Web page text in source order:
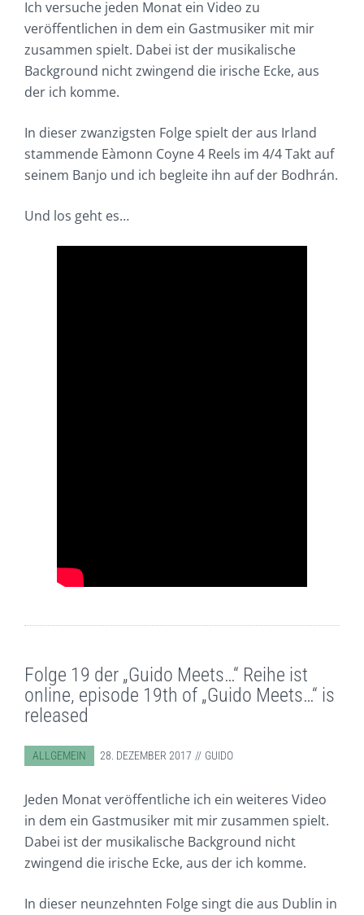
Ich versuche jeden Monat ein Video zu
veröffentlichen in dem ein Gastmusiker mit mir
zusammen spielt. Dabei ist der musikalische
Background nicht zwingend die irische Ecke, aus
der ich komme.
In dieser zwanzigsten Folge spielt der aus Irland
stammende Eàmonn Coyne 4 Reels im 4/4 Takt auf
seinem Banjo und ich begleite ihn auf der Bodhrán.
Und los geht es…
Folge 19 der „Guido Meets…“ Reihe ist
online, episode 19th of „Guido Meets…“ is
released
ABGELEGT IN:
ALLGEMEIN 28. DEZEMBER 2017 GUIDO
Jeden Monat veröffentliche ich ein weiteres Video
in dem ein Gastmusiker mit mir zusammen spielt.
Dabei ist der musikalische Background nicht
zwingend die irische Ecke, aus der ich komme.
In dieser neunzehnten Folge singt die aus Dublin in